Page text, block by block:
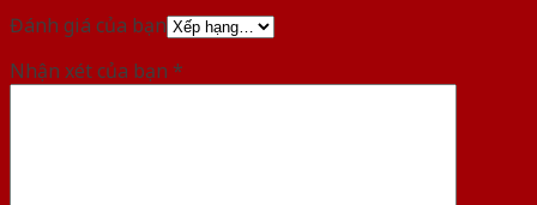
Đánh giá của bạn
Nhận xét của bạn *